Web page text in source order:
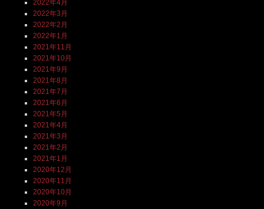
2022年4月
2022年3月
2022年2月
2022年1月
2021年11月
2021年10月
2021年9月
2021年8月
2021年7月
2021年6月
2021年5月
2021年4月
2021年3月
2021年2月
2021年1月
2020年12月
2020年11月
2020年10月
2020年9月